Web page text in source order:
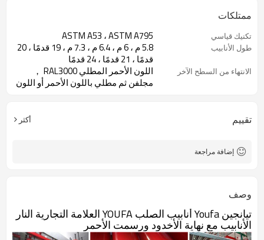
ممتلكات
تكنيك قياسي ASTM A53 ، ASTM A795
طول الأنابيب
5.8 م ، 6 م ، 6.4 م ، 7.3 م ، 19 قدمًا ، 20
قدمًا ، 21 قدمًا ، 24 قدمًا
الانتهاء من السطح الآخر
اللون الأحمر المطلي RAL3000 ，
مجلفن ثم مطلي باللون الأحمر أو اللون
اسم المنتج
تقييم أكثر
إضافة مراجعة
وصف
تيانجين Youfa أنابيب الصلب YOUFA العلامة التجارية النار
الأنابيب مع نهاية الأخدود ورسمت الأحمر